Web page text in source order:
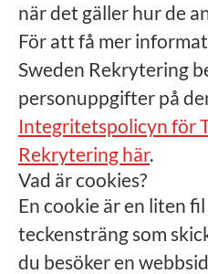
när det gäller hur de
För att få mer
Sweden Rekrytering
personuppgifter på
Integritetspolicyn för
Rekrytering här.
Vad är cookies?
En cookie är en liten
teckensträng som
du besöker en